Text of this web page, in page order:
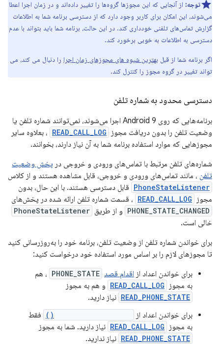
توجه: از آنجایی که این مجوزها گروه‌ها را تغییر داده‌اند و در زمان اجرا اعطا
می‌شوند، این امکان برای کاربر وجود دارد که از دسترسی برنامه شما به اطلاعات
گزارش تماس‌های تلفنی خودداری کند. در این حالت، برنامه شما باید بتواند با عدم
دسترسی به اطلاعات به خوبی برخورد کند.
اگر برنامه شما از قبل بهترین شیوه های مجوزهای زمان اجرا را دنبال می کند، می
تواند تغییر در گروه مجوز را کنترل کند.
دسترسی محدود به شماره تلفن
برنامه‌هایی که روی Android 9 اجرا می‌شوند، نمی‌توانند شماره تلفن یا
وضعیت تلفن را بدون دریافت مجوز
READ_CALL_LOG ، بعلاوه سایر
مجوزهایی که موارد استفاده برنامه شما به آن نیاز دارند، بخوانند.
شماره‌های تلفن مرتبط با تماس‌های ورودی و خروجی در پخش وضعیت
تلفن ، مانند تماس‌های ورودی و خروجی، قابل مشاهده هستند و از کلاس
PhoneStateListener قابل دسترسی هستند. با این حال، بدون
مجوز
READ_CALL_LOG ، قسمت شماره تلفن ارائه شده در پخش‌های
PHONE_STATE_CHANGED و از طریق PhoneStateListener
خالی است.
برای خواندن شماره تلفن از وضعیت تلفن، برنامه خود را به‌روزرسانی کنید
تا مجوزهای لازم را بر اساس مورد استفاده خود درخواست کنید:
برای خواندن اعداد از اقدام قصد PHONE_STATE ، هم
به مجوز
READ_CALL_LOG و هم به مجوز
READ_PHONE_STATE نیاز دارید.
برای خواندن اعداد از
فقط
به مجوز
READ_CALL_LOG نیاز دارید. شما به مجوز
READ_PHONE_STATE نیاز ندارید.